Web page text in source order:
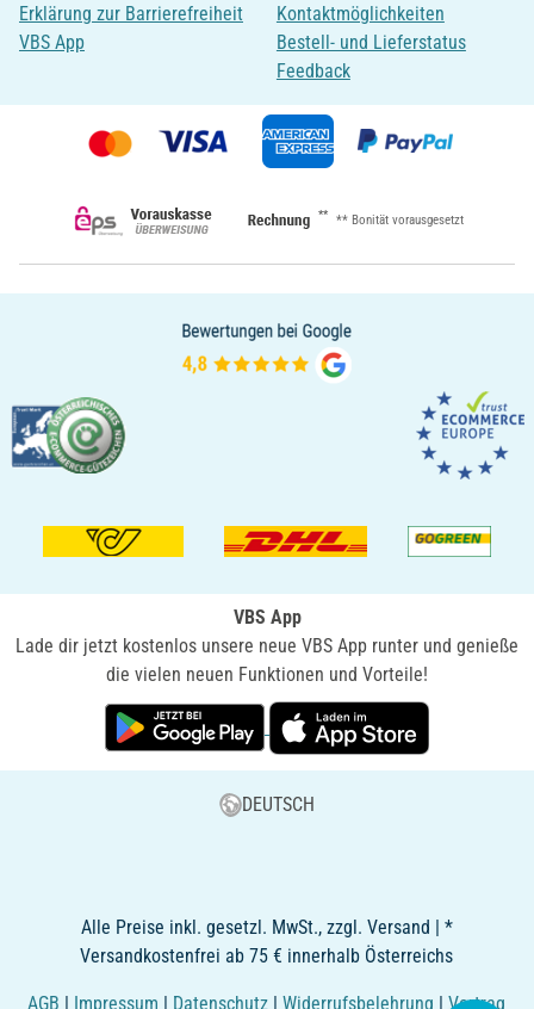
Erklärung zur Barrierefreiheit
VBS App
Kontaktmöglichkeiten
Bestell- und Lieferstatus
Feedback
** ** Bonität vorausgesetzt
VBS App
Lade dir jetzt kostenlos unsere neue VBS App runter und genieße
die vielen neuen Funktionen und Vorteile!
DEUTSCH
Alle Preise inkl. gesetzl. MwSt., zzgl. Versand | *
Versandkostenfrei ab 75 € innerhalb Österreichs
AGB Impressum Datenschutz |Widerrufsbelehrung |Vertrag